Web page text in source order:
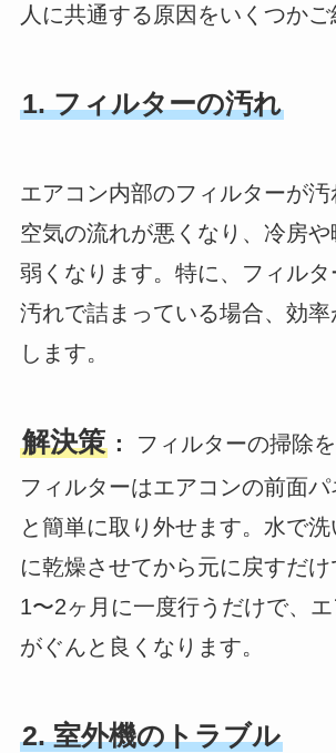
人に共通する原因をいくつかご
1. フィルターの汚れ
エアコン内部のフィルターが汚
空気の流れが悪くなり、冷房
弱くなります。特に、フィル
汚れで詰まっている場合、効
します。
解決策：
フィルターの掃除
フィルターはエアコンの前面
と簡単に取り外せます。水で
に乾燥させてから元に戻すだ
1〜2ヶ月に一度行うだけで、
がぐんと良くなります。
2. 室外機のトラブル